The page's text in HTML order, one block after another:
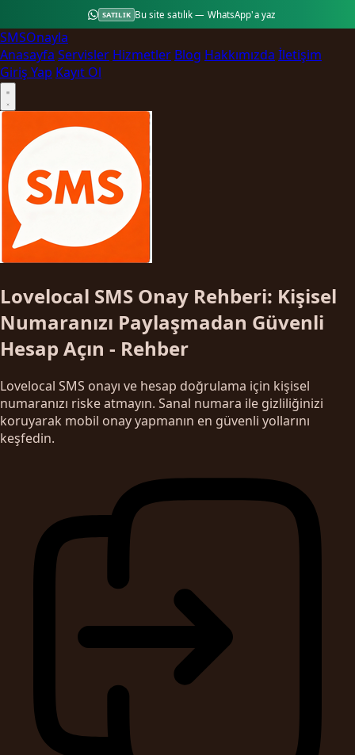
SATILIK Bu site satılık — WhatsApp'a yaz
SMSOnayla
Anasayfa Servisler Hizmetler Blog Hakkımızda İletişim
Giriş Yap Kayıt Ol
Lovelocal SMS Onay Rehberi: Kişisel
Numaranızı Paylaşmadan Güvenli
Hesap Açın - Rehber
Lovelocal SMS onayı ve hesap doğrulama için kişisel
numaranızı riske atmayın. Sanal numara ile gizliliğinizi
koruyarak mobil onay yapmanın en güvenli yollarını
keşfedin.